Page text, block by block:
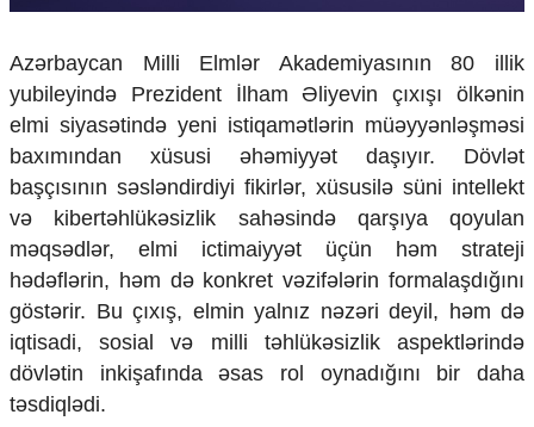
Multimedia
Foto
Video
İnfoqrafika
Podcast
Humanitar
Elm və təhsil
Mədəniyyət
Diaspor
Yüksəliş hekayəsi
Mədəniyyətimizin Zəfəri
Zəfər Diasporu
Səhiyyə
Ailə və uşaq
Azərbaycan Milli Elmlər Akademiyasının 80 illik
yubileyində Prezident İlham Əliyevin çıxışı ölkənin
elmi siyasətində yeni istiqamətlərin müəyyənləşməsi
baxımından xüsusi əhəmiyyət daşıyır. Dövlət
başçısının səsləndirdiyi fikirlər, xüsusilə süni intellekt
və kibertəhlükəsizlik sahəsində qarşıya qoyulan
məqsədlər, elmi ictimaiyyət üçün həm strateji
hədəflərin, həm də konkret vəzifələrin formalaşdığını
göstərir. Bu çıxış, elmin yalnız nəzəri deyil, həm də
iqtisadi, sosial və milli təhlükəsizlik aspektlərində
dövlətin inkişafında əsas rol oynadığını bir daha
təsdiqlədi.